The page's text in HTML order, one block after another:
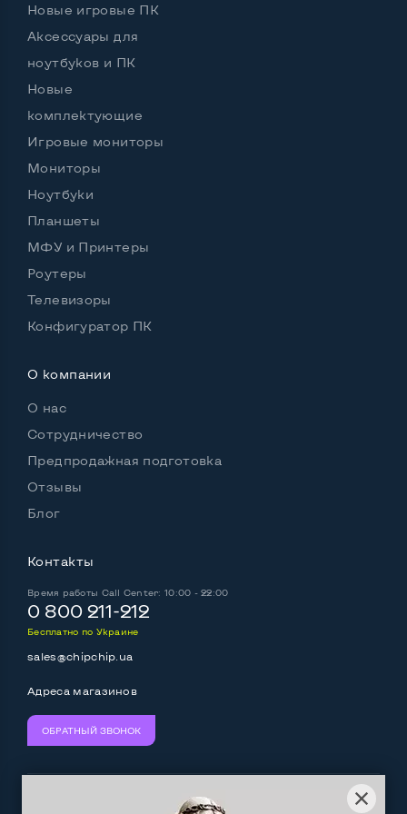
Остальные возможности:
Регулировка положения дисплея
Наклон, вперед назад
Комплектация: Монитор
Блок питания
Встроенные динамики
Новые игровые ПК
Аксессуары для
ноутбуков и ПК
Новые
комплектующие
Игровые мониторы
Мониторы
Ноутбуки
Планшеты
МФУ и Принтеры
Роутеры
Телевизоры
Конфигуратор ПК
О компании
О нас
Сотрудничество
Предпродажная подготовка
Отзывы
Блог
Контакты
Время работы Call Center: 10:00 - 22:00
0 800 211-212
Бесплатно по Украине
sales@chipchip.ua
Адреса магазинов
ОБРАТНЫЙ ЗВОНОК
Следите за нами: